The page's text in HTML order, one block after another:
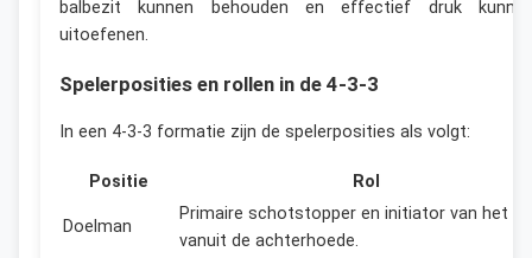
balbezit kunnen behouden en effectief druk
uitoefenen.
Spelerposities en rollen in de 4-3-3
In een 4-3-3 formatie zijn de spelerposities als volgt:
Positie Rol
Doelman
Primaire schotstopper en initiator van het
vanuit de achterhoede.